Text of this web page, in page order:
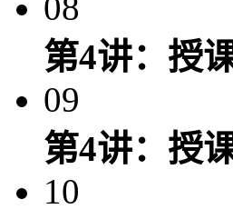
第4讲：授
09
第4讲：授
10